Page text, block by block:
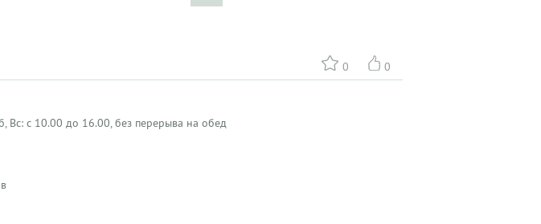
0 0
Вс: с 10.00 до 16.00, без перерыва на обед